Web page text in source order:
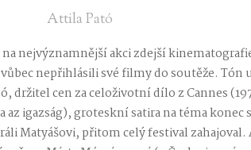
Attila Pató
nejvýznamnější akci zdejší
nepřihlásili své filmy do soutěže. Tón
držitel cen za celoživotní dílo z Cannes
igazság), groteskní satira na téma konec
Matyášovi, přitom celý festival zahajoval.